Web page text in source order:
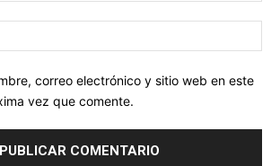
correo electrónico y sitio web en este
vez que comente.